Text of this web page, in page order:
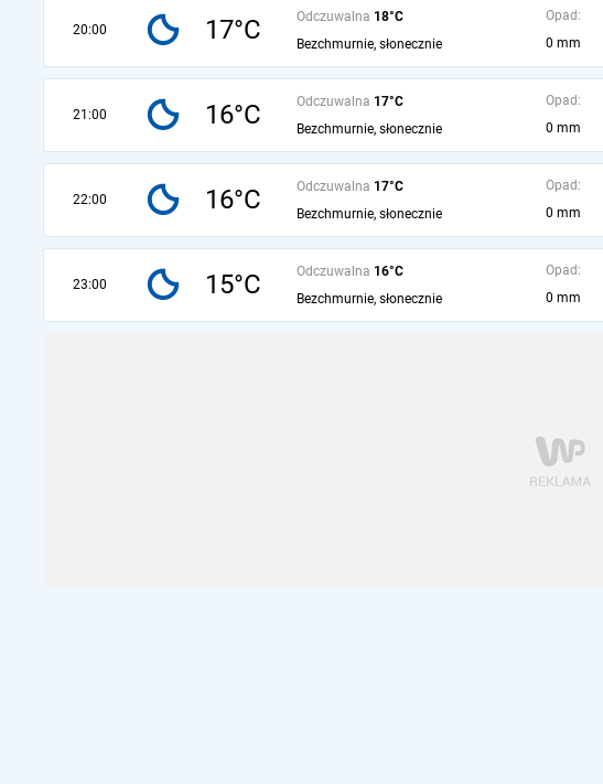
20:00 17°C Odczuwalna 18°C
Bezchmurnie, słonecznie
Opad:
0 mm
21:00 16°C Odczuwalna 17°C
Bezchmurnie, słonecznie
Opad:
0 mm
22:00 16°C Odczuwalna 17°C
Bezchmurnie, słonecznie
Opad:
0 mm
23:00 15°C Odczuwalna 16°C
Bezchmurnie, słonecznie
Opad:
0 mm